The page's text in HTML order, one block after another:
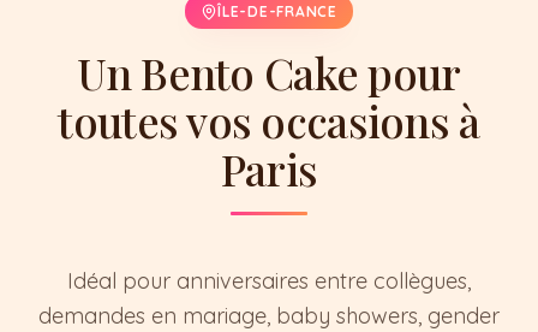
ÎLE-DE-FRANCE
Un Bento Cake pour
toutes vos occasions à
Paris
Idéal pour anniversaires entre collègues,
demandes en mariage, baby showers, gender